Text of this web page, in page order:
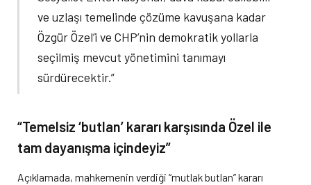
ve uzlaşı temelinde çözüme kavuşana kadar
Özgür Özel’i ve CHP’nin demokratik yollarla
seçilmiş mevcut yönetimini tanımayı
sürdürecektir.”
“Temelsiz ‘butlan’ kararı karşısında Özel ile
tam dayanışma içindeyiz”
Açıklamada, mahkemenin verdiği “mutlak butlan” kararı